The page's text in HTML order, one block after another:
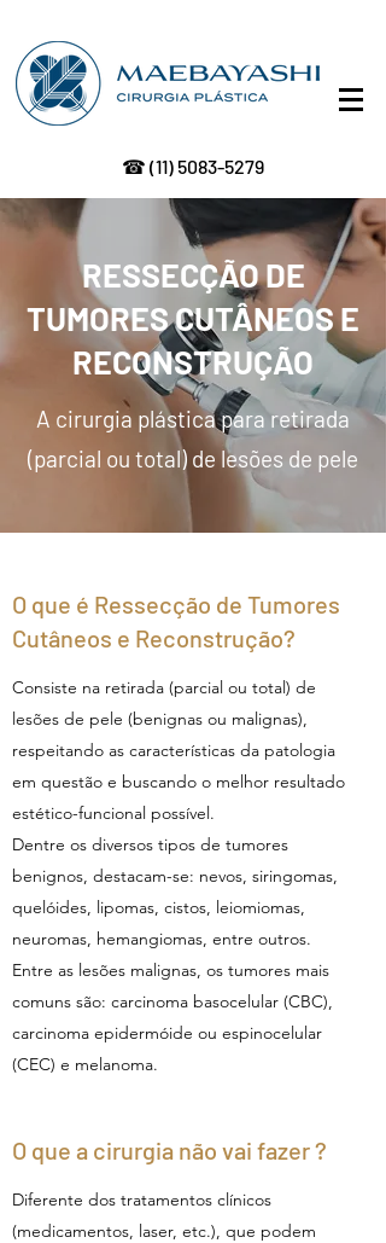
☎ (11) 5083-5279
(11)99453-7273
RESSECÇÃO DE
TUMORES CUTÂNEOS E
RECONSTRUÇÃO
A cirurgia plástica para retirada
(parcial ou total) de lesões de pele
O que é Ressecção de Tumores
Cutâneos e Reconstrução?
Consiste na retirada (parcial ou total) de
lesões de pele (benignas ou malignas),
respeitando as características da patologia
em questão e buscando o melhor resultado
estético-funcional possível.
Dentre os diversos tipos de tumores
benignos, destacam-se: nevos, siringomas,
quelóides, lipomas, cistos, leiomiomas,
neuromas, hemangiomas, entre outros.
Entre as lesões malignas, os tumores mais
comuns são: carcinoma basocelular (CBC),
carcinoma epidermóide ou espinocelular
(CEC) e melanoma.
O que a cirurgia não vai fazer ?
Diferente dos tratamentos clínicos
(medicamentos, laser, etc.), que podem